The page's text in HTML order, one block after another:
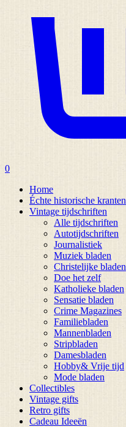
0
Home
Échte historische kranten
Vintage tijdschriften
Alle tijdschriften
Autotijdschriften
Journalistiek
Muziek bladen
Christelijke bladen
Doe het zelf
Katholieke bladen
Sensatie bladen
Crime Magazines
Familiebladen
Mannenbladen
Stripbladen
Damesbladen
Hobby& Vrije tijd
Mode bladen
Collectibles
Vintage gifts
Retro gifts
Cadeau Ideeën